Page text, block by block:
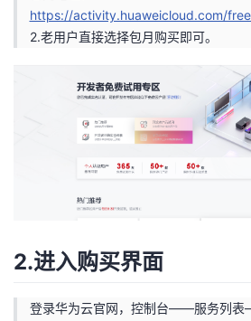
https://activity.huaweicloud.com/
2.老用户直接选择包月购买即可。
2.进入购买界面
登录华为云官网，控制台——服务列